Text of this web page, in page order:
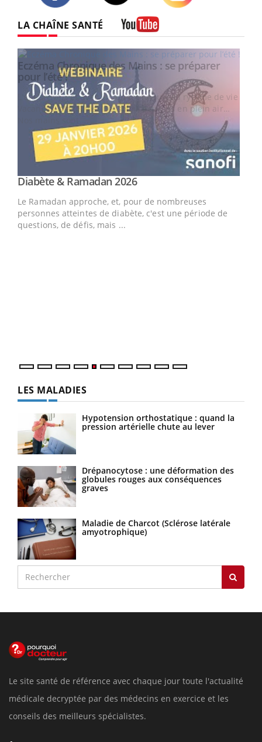
LA CHAÎNE SANTÉ
Youtube
Diabète & Ramadan 2026Youtube
Le Ramadan approche, et, pour de nombreuses
personnes atteintes de diabète, c'est une période de
questions, de défis, mais ...
LES MALADIES
Hypotension orthostatique : quand la
pression artérielle chute au lever
Drépanocytose : une déformation des
globules rouges aux conséquences
graves
Maladie de Charcot (Sclérose latérale
amyotrophique)
Le site santé de référence avec chaque jour toute l'actualité
médicale decryptée par des médecins en exercice et les
conseils des meilleurs spécialistes.